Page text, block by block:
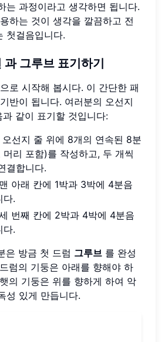
는 과정이라고 생각하면 됩니다.
하는 것이 생각을 깔끔하고 전
첫걸음입니다.
과 그루브 표기하기
으로 시작해 봅시다. 이 간단한 패
반이 됩니다. 여러분의 오선지
같이 표기할 것입니다:
오선지 줄 위에 8개의 연속된 8분
리 포함)를 작성하고, 두 개씩
결합니다.
아래 칸에 1박과 3박에 4분음
다.
번째 칸에 2박과 4박에 4분음
다.
은 방금 첫 드럼 그루브 를 완성
럼의 기둥은 아래를 향해야 하
의 기둥은 위를 향하게 하여 악
성 있게 만듭니다.